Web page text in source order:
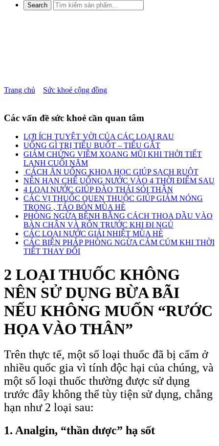
Trang chủ Sức khoẻ cộng đồng
Các vấn đề sức khoẻ cần quan tâm
LỢI ÍCH TUYỆT VỜI CỦA CÁC LOẠI RAU
UỐNG GÌ TRỊ TIỂU BUỐT – TIỂU GẮT
GIẢM CHỨNG VIÊM XOANG MŨI KHI THỜI TIẾT
LẠNH CUỐI NĂM
CÁCH ĂN UỐNG KHOA HỌC GIÚP SẠCH RUỘT
NÊN HẠN CHẾ UỐNG NƯỚC VÀO 4 THỜI ĐIỂM SAU
4 LOẠI NƯỚC GIÚP ĐÀO THẢI SỎI THẬN
CÁC VỊ THUỐC QUEN THUỘC GIÚP GIẢM NÓNG
TRONG , TÁO BÓN MÙA HÈ
PHÒNG NGỪA BỆNH BẰNG CÁCH THOA DẦU VÀO
BÀN CHÂN VÀ RỐN TRƯỚC KHI ĐI NGỦ
CÁC LOẠI NƯỚC GIẢI NHIỆT MÙA HÈ
CÁC BIỆN PHÁP PHÒNG NGỪA CẢM CÚM KHI THỜI
TIẾT THAY ĐỔI
2 LOẠI THUỐC KHÔNG
NÊN SỬ DỤNG BỪA BÃI
NẾU KHÔNG MUỐN “RƯỚC
HỌA VÀO THÂN”
Trên thực tế, một số loại thuốc đã bị cấm ở
nhiều quốc gia vì tính độc hại của chúng, và
một số loại thuốc thường được sử dụng
trước đây không thể tùy tiện sử dụng, chẳng
hạn như 2 loại sau:
1. Analgin, “thần dược” hạ sốt